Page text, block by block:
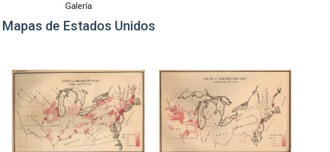
Galería
Mapas de Estados Unidos